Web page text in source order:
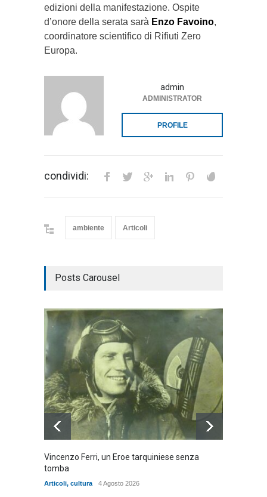
edizioni della manifestazione. Ospite
d’onore della serata sarà Enzo Favoino,
coordinatore scientifico di Rifiuti Zero
Europa.
admin
ADMINISTRATOR
PROFILE
condividi:
ambiente Articoli
Posts Carousel
Vincenzo Ferri, un Eroe tarquiniese senza
tomba
Articoli, cultura 4 Agosto 2026